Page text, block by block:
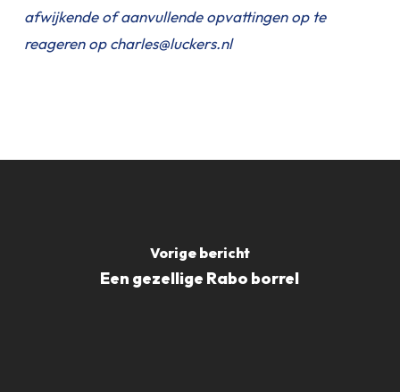
afwijkende of aanvullende opvattingen op te
reageren op charles@luckers.nl
Vorige bericht
Een gezellige Rabo borrel